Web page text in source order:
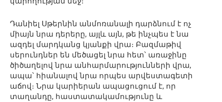
Դանիել Սթերնին անմոռանալի դարձնում է ոչ
միայն նրա դերերը, այլև այն, թե ինչպես է նա
ազդել մարդկանց կյանքի վրա։ Բազմաթիվ
սերունդներ են մեծացել նրա հետ՝ առաջինը
ծիծաղելով նրա անհարմարությունների վրա,
ապա՝ հիանալով նրա որպես արվեստագետի
աճով։ Նրա կարիերան ապացուցում է, որ
տաղանդը, հաստատակամությունը և